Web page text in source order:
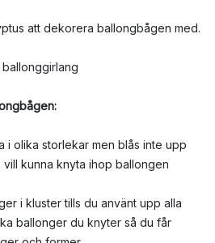
att dekorera ballongbågen med.
i olika storlekar men blås inte upp
kunna knyta ihop ballongen
i kluster tills du använt upp alla
ballonger du knyter så du får